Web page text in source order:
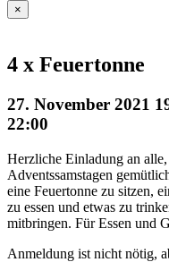
×
4 x Feuertonne
27. November 2021
22:00
Herzliche Einladung an
Adventssamstagen
eine Feuertonne zu sitzen,
zu essen und etwas zu
mitbringen. Für Essen und
Anmeldung ist nicht nötig,